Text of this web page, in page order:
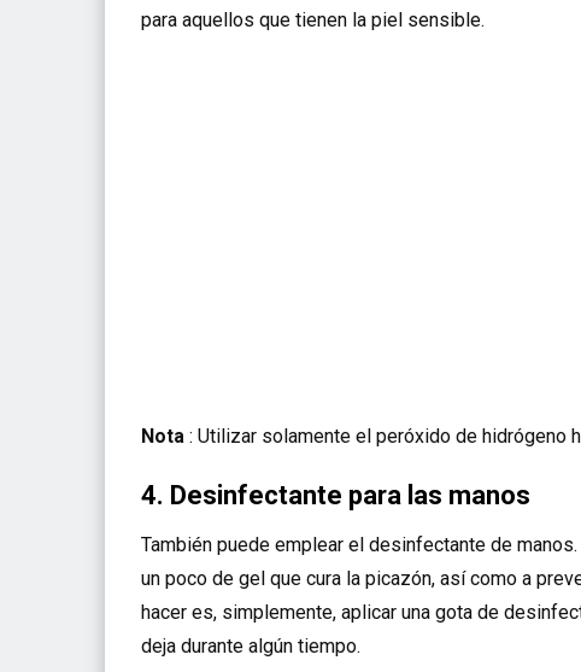
para aquellos que tienen la piel sensible.
Nota : Utilizar solamente el peróxido de hidrógeno
4. Desinfectante para las manos
También puede emplear el desinfectante de
un poco de gel que cura la picazón, así como a
hacer es, simplemente, aplicar una gota de
deja durante algún tiempo.